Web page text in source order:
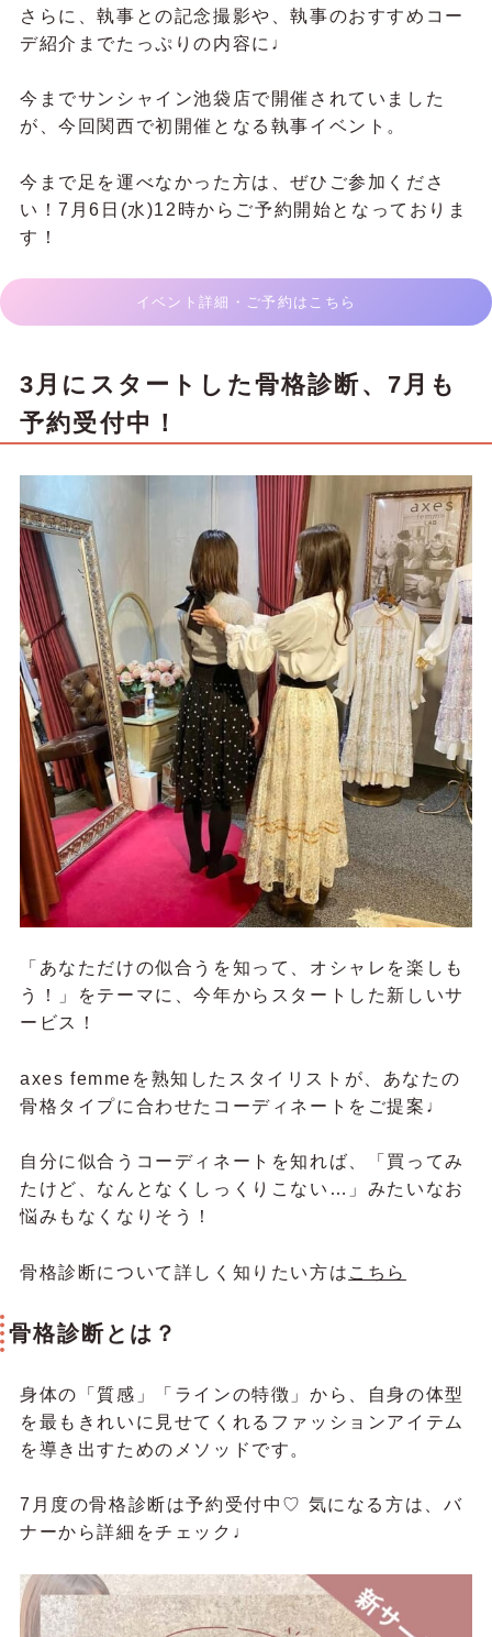
さらに、執事との記念撮影や、執事のおすすめコー
デ紹介までたっぷりの内容に♩
今までサンシャイン池袋店で開催されていました
が、今回関西で初開催となる執事イベント。
今まで足を運べなかった方は、ぜひご参加くださ
い！7月6日(水)12時からご予約開始となっておりま
す！
イベント詳細・ご予約はこちら
3月にスタートした骨格診断、7月も
予約受付中！
「あなただけの似合うを知って、オシャレを楽しも
う！」をテーマに、今年からスタートした新しいサ
ービス！
axes femmeを熟知したスタイリストが、あなたの
骨格タイプに合わせたコーディネートをご提案♩
自分に似合うコーディネートを知れば、「買ってみ
たけど、なんとなくしっくりこない…」みたいなお
悩みもなくなりそう！
骨格診断について詳しく知りたい方は こちら
骨格診断とは？
身体の「質感」「ラインの特徴」から、自身の体型
を最もきれいに見せてくれるファッションアイテム
を導き出すためのメソッドです。
7月度の骨格診断は予約受付中♡ 気になる方は、バ
ナーから詳細をチェック♩